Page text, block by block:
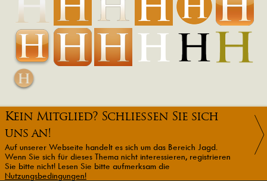
Kein Mitglied? Schließen Sie sich
uns an!
Auf unserer Webseite handelt es sich um das Bereich Jagd.
Wenn Sie sich für dieses Thema nicht interessieren, registrieren
Sie bitte nicht! Lesen Sie bitte aufmerksam die
Nutzungsbedingungen!